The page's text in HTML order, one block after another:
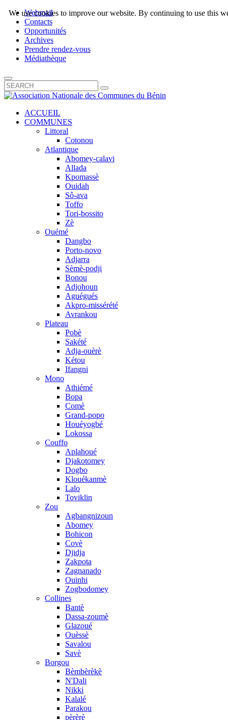
Webmail
Contacts
Opportunités
Archives
Prendre rendez-vous
Médiathèque
ACCUEIL
COMMUNES
Littoral
Cotonou
Atlantique
Abomey-calavi
Allada
Kpomassè
Ouidah
Sô-ava
Toffo
Tori-bossito
Zè
Ouémé
Dangbo
Porto-novo
Adjarra
Sèmè-podji
Bonou
Adjohoun
Aguégués
Akpro-missérété
Avrankou
Plateau
Pobè
Sakété
Adja-ouèrè
Kétou
Ifangni
Mono
Athiémé
Bopa
Comè
Grand-popo
Houéyogbé
Lokossa
Couffo
Aplahoué
Djakotomey
Dogbo
Klouékanmè
Lalo
Toviklin
Zou
Agbangnizoun
Abomey
Bohicon
Covè
Djidja
Zakpota
Zagnanado
Ouinhi
Zogbodomey
Collines
Bantè
Dassa-zoumè
Glazoué
Ouèssè
Savalou
Savè
Borgou
Bèmbèrèkè
N'Dali
Nikki
Kalalé
Parakou
pèrèrè
We use cookies to improve our website. By continuing to use this